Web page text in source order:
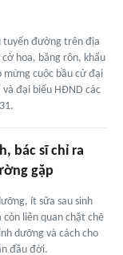
tuyến đường trên địa
hoa, băng rôn, khẩu
mừng cuộc bầu cử đại
và đại biểu HĐND các
bác sĩ chỉ ra
gặp
ít sữa sau sinh
còn liên quan chặt chẽ
dưỡng và cách cho
đầu đời.